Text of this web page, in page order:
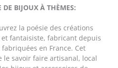
BIJOUX À THÈMES:
la poésie des créations
fantaisiste, fabricant depuis
en France. Cet
savoir faire artisanal, local